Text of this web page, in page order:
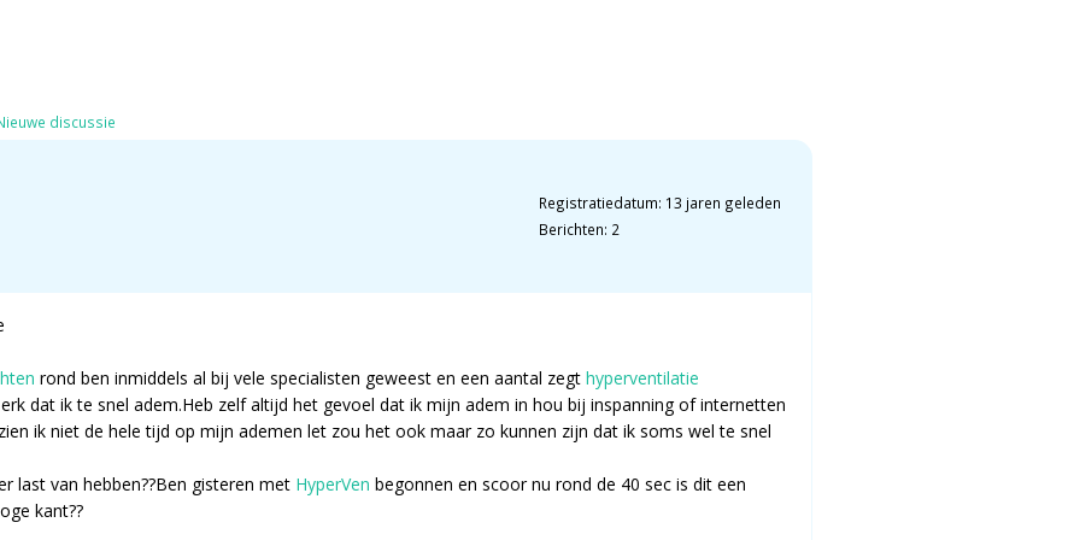
discussie
Registratiedatum: 13 jaren geleden
Berichten: 2
rond ben inmiddels al bij vele specialisten geweest en een aantal zegt hyperventilatie
dat ik te snel adem.Heb zelf altijd het gevoel dat ik mijn adem in hou bij inspanning of internetten
ik niet de hele tijd op mijn ademen let zou het ook maar zo kunnen zijn dat ik soms wel te snel
last van hebben??Ben gisteren met HyperVen begonnen en scoor nu rond de 40 sec is dit een
kant??